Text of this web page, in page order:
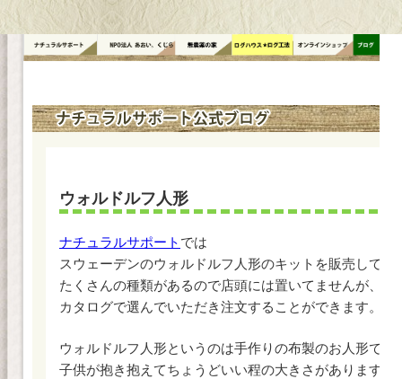
ン
ウォルドルフ人形
ナチュラルサポート では
スウェーデンのウォルドルフ人形のキットを販売してい
たくさんの種類があるので店頭には置いてませんが、
カタログで選んでいただき注文することができます。
ウォルドルフ人形というのは手作りの布製のお人形で、
子供が抱き抱えてちょうどいい程の大きさがあります。